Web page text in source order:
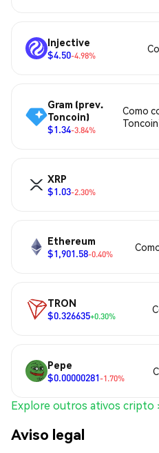
Injective
$4.50-4.98%
Gram (prev.
Toncoin)
$1.34-3.84%
Como
XRP
$1.03-2.30%
Ethereum
$1,901.58-0.40%
TRON
$0.326635+0.30%
Pepe
$0.00000281-1.70%
Explore outros ativos cripto
Aviso legal